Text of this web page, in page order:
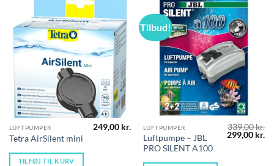
LUFTPUMPER
Tetra AirSilent mini
249,00 kr.
TILFØJ TIL KURV
Tilbud!
LUFTPUMPER
Luftpumpe – JBL
PRO SILENT A100
339,00kr.
Den
oprindelige
299,00 kr.